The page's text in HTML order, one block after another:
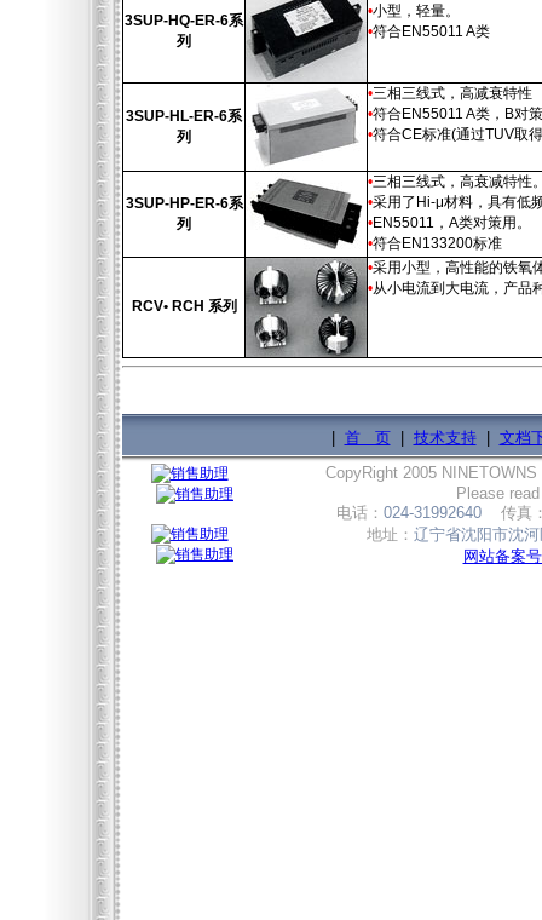
3SUP-HQ-ER-6系
列
•小型，轻量。
•符合EN55011 A类
3SUP-HL-ER-6系
列
•三相三线式，高减衰特性
•符合EN55011 A类，B对
•符合CE标准(通过TUV取
3SUP-HP-ER-6系
列
•三相三线式，高衰减特性
•采用了Hi-μ材料，具有低
•EN55011，A类对策用。
•符合EN133200标准
RCV• RCH 系列
•采用小型，高性能的铁氧
•从小电流到大电流，产品
首 页| 技术支持| 文档
CopyRight 2005 NINETOWNS
Please
电话： 024-31992640 传真
地址： 辽宁省沈阳市沈
网站备案